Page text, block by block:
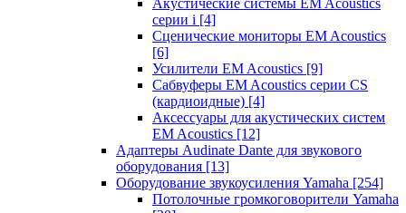
Акустические системы EM Acoustics
серии i [4]
Сценические мониторы EM Acoustics
[6]
Усилители EM Acoustics [9]
Сабвуферы EM Acoustics серии CS
(кардиоидные) [4]
Аксессуары для акустических систем
EM Acoustics [12]
Адаптеры Audinate Dante для звукового
оборудования [13]
Оборудование звукоусиления Yamaha [254]
Потолочные громкоговорители Yamaha